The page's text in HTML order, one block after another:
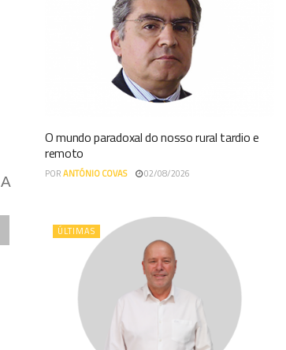
A
O mundo paradoxal do nosso rural tardio e
remoto
PORANTÓNIO COVAS 02/08/2026
ÚLTIMAS